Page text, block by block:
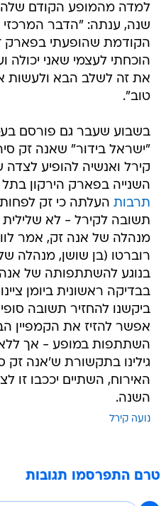
למדה מהמופע הקודם שלה
שנה, ענתה: "הדבר
הקודמת שהופעתי בפארק
הוכחתי לעצמי שאני יכולה
את זה לשלב הבא ולעשות
טוב".
בשבוע שעבר גם פורסם
"ישראל בידור" שאנה זק
קירל ואנשיה להופיע
השנייה בפארק הירקון
תרבות העלתה כי זק
תשובה לקירל - לא שלילית
מנהלה של אנה זק, אמר
רוברטו (בן שושן, מנהלה
בנוגע להשתתפותה של
בבדיקה ראשונית ביומן
ביקשנו להחזיר תשובה
אפשר להזיז את הקמפיין
השתתפות במופע - אך
גילינו בתקשורת ש'אנה זק
האירוח, השתיים יככבו זו
השנה.
נועה קירל
טרם התפרסמו תגובות